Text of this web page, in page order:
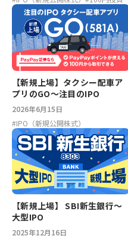
【新規上場】タクシー配車ア
プリのGO～注目のIPO
2026年6月15日
#IPO（新規公開株式）
【新規上場】 SBI新生銀行～
大型IPO
2025年12月16日